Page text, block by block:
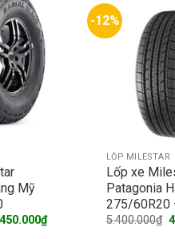
Mỹ
₫Current
price
-12%
LỐP MILESTAR
Lốp xe
Patagonia
275/60R20
5.400.000₫